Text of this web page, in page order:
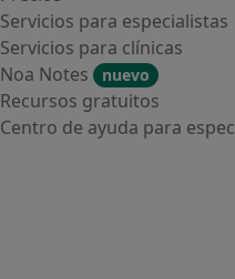
Servicios para especialistas
Servicios para clínicas
Noa Notes
nuevo
Recursos gratuitos
Centro de ayuda para